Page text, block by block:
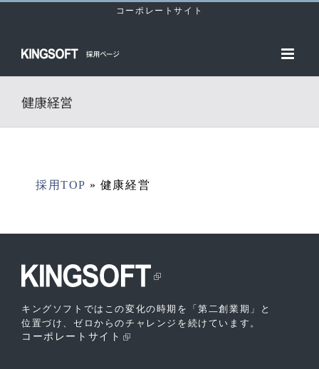
Skip
コーポレートサイト
健康経営
採用TOP » 健康経営
キングソフトではこの変化の時期を「第二創業期」と
位置づけ、ゼロからのチャレンジを続けています。
コーポレートサイト